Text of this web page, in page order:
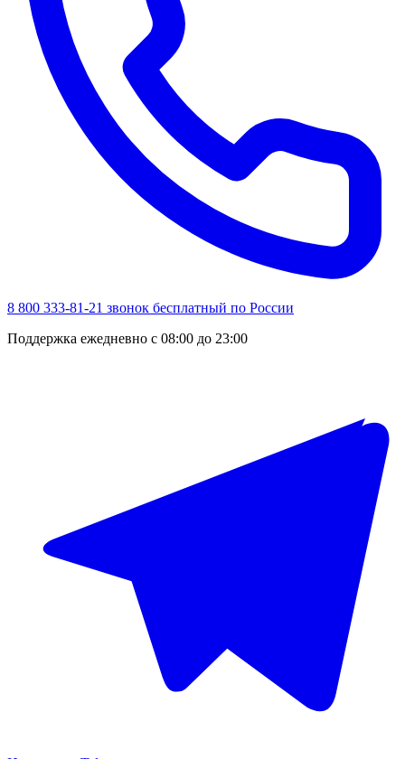
8 800 333-81-21 звонок бесплатный по России
Поддержка ежедневно с 08:00 до 23:00